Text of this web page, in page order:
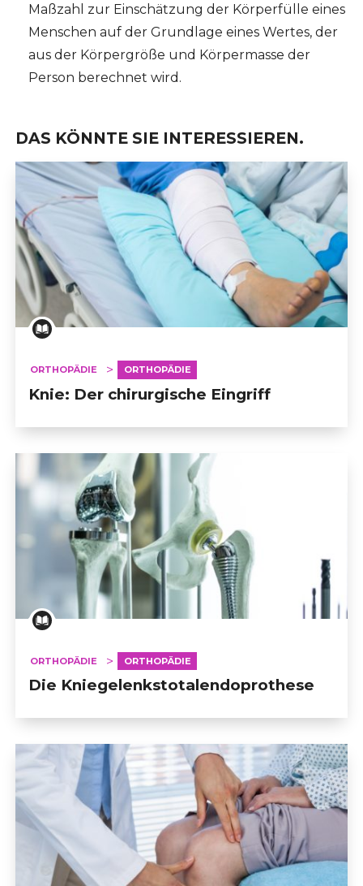
Maßzahl zur Einschätzung der Körperfülle eines
Menschen auf der Grundlage eines Wertes, der
aus der Körpergröße und Körpermasse der
Person berechnet wird.
DAS KÖNNTE SIE INTERESSIEREN.
ORTHOPÄDIE ORTHOPÄDIE
Knie: Der chirurgische Eingriff
ORTHOPÄDIE ORTHOPÄDIE
Die Kniegelenkstotalendoprothese